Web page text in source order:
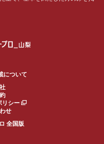
について
リシー
せ
全国版